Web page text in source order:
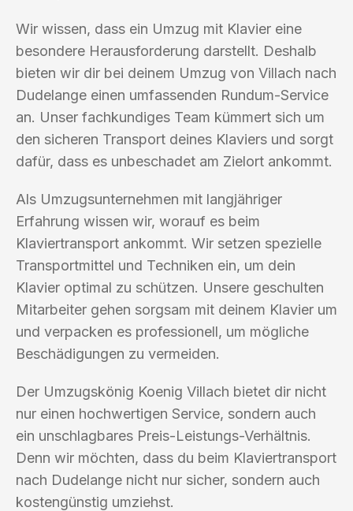
Wir wissen, dass ein Umzug mit Klavier eine
besondere Herausforderung darstellt. Deshalb
bieten wir dir bei deinem Umzug von Villach nach
Dudelange einen umfassenden Rundum-Service
an. Unser fachkundiges Team kümmert sich um
den sicheren Transport deines Klaviers und sorgt
dafür, dass es unbeschadet am Zielort ankommt.
Als Umzugsunternehmen mit langjähriger
Erfahrung wissen wir, worauf es beim
Klaviertransport ankommt. Wir setzen spezielle
Transportmittel und Techniken ein, um dein
Klavier optimal zu schützen. Unsere geschulten
Mitarbeiter gehen sorgsam mit deinem Klavier um
und verpacken es professionell, um mögliche
Beschädigungen zu vermeiden.
Der Umzugskönig Koenig Villach bietet dir nicht
nur einen hochwertigen Service, sondern auch
ein unschlagbares Preis-Leistungs-Verhältnis.
Denn wir möchten, dass du beim Klaviertransport
nach Dudelange nicht nur sicher, sondern auch
kostengünstig umziehst.